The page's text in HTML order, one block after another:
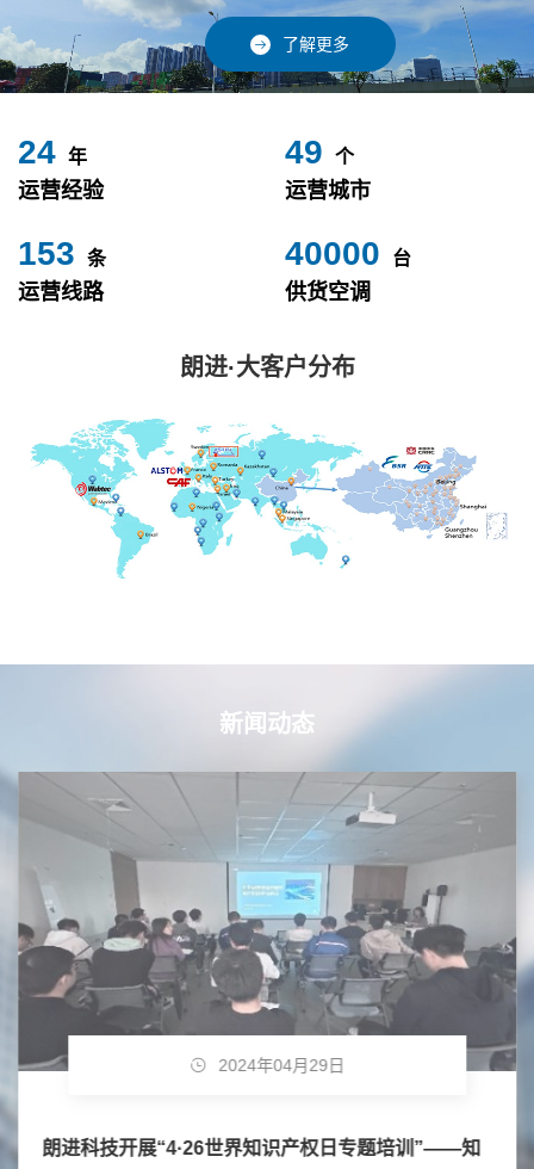
了解更多
24 年
运营经验
49 个
运营城市
153 条
运营线路
40000 台
供货空调
朗进·大客户分布
新闻动态
2024年04月29日
朗进科技开展“4·26世界知识产权日专题培训”——知